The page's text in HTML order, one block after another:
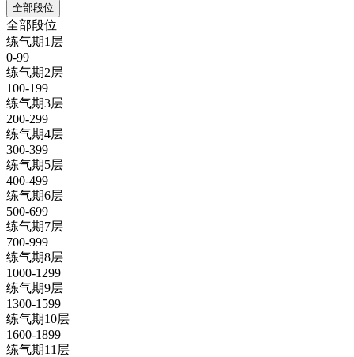
全部段位
全部段位
练气期1层
0-99
练气期2层
100-199
练气期3层
200-299
练气期4层
300-399
练气期5层
400-499
练气期6层
500-699
练气期7层
700-999
练气期8层
1000-1299
练气期9层
1300-1599
练气期10层
1600-1899
练气期11层